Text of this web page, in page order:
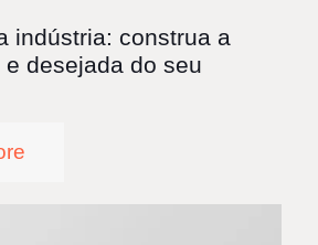
indústria: construa a
desejada do seu